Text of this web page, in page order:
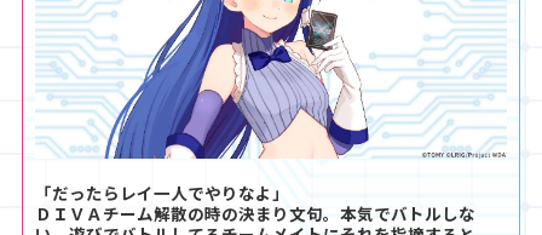
「だったらレイ一人でやりなよ」
ＤＩＶＡチーム解散の時の決まり文句。本気でバトルしな